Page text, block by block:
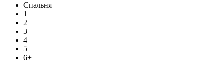
Спальня
1
2
3
4
5
6+